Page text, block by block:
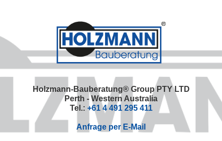
navigation
content
sidebar
Holzmann-Bauberatung® Group PTY LTD
Perth - Western Australia
Tel.: +61 4 491 295 411
Anfrage per E-Mail